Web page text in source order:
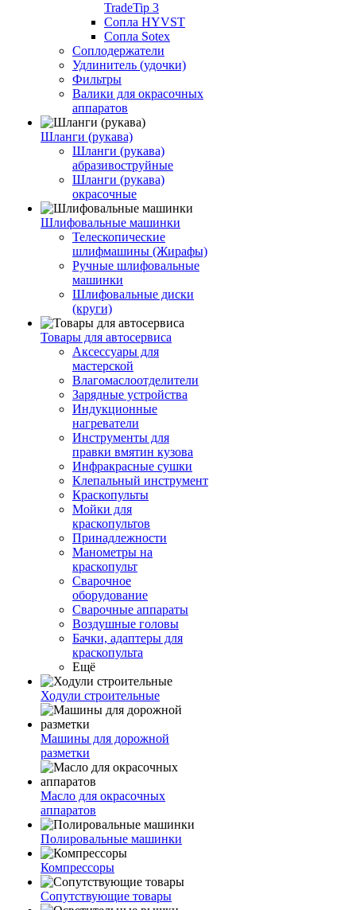
TradeTip 3
Сопла HYVST
Сопла Sotex
Соплодержатели
Удлинитель (удочки)
Фильтры
Валики для окрасочных
аппаратов
Шланги (рукава)
Шланги (рукава)
абразивоструйные
Шланги (рукава)
окрасочные
Шлифовальные машинки
Телескопические
шлифмашины (Жирафы)
Ручные шлифовальные
машинки
Шлифовальные диски
(круги)
Товары для автосервиса
Аксессуары для
мастерской
Влагомаслоотделители
Зарядные устройства
Индукционные
нагреватели
Инструменты для
правки вмятин кузова
Инфракрасные сушки
Клепальный инструмент
Краскопульты
Мойки для
краскопультов
Принадлежности
Манометры на
краскопульт
Сварочное
оборудование
Сварочные аппараты
Воздушные головы
Бачки, адаптеры для
краскопульта
Ещё
Ходули строительные
Машины для дорожной
разметки
Масло для окрасочных
аппаратов
Полировальные машинки
Компрессоры
Сопутствующие товары